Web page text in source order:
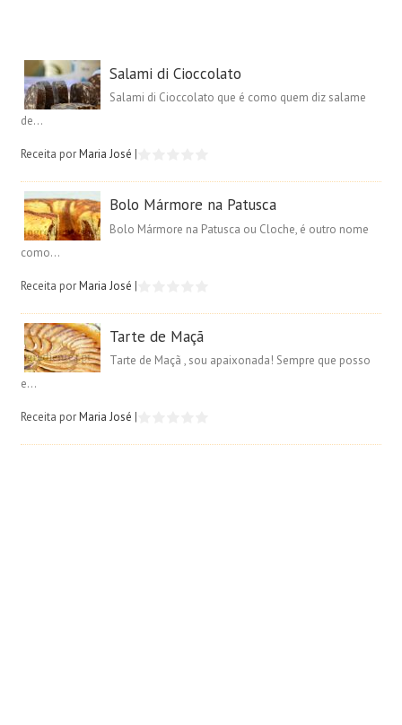
Salami di Cioccolato
Salami di Cioccolato que é como quem diz salame
de...
Receita porMaria José |
Bolo Mármore na Patusca
Bolo Mármore na Patusca ou Cloche, é outro nome
como...
Receita porMaria José |
Tarte de Maçã
Tarte de Maçã , sou apaixonada! Sempre que posso
e...
Receita porMaria José |